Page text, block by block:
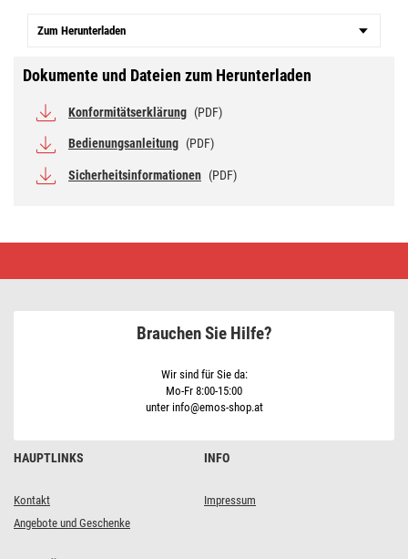
Zum Herunterladen
Dokumente und Dateien zum Herunterladen
Konformitätserklärung (PDF)
Bedienungsanleitung (PDF)
Sicherheitsinformationen (PDF)
3
HAUPTLINKS
Kontakt
Angebote und Geschenke
INFO
Impressum
Brauchen Sie Hilfe?
Wir sind für Sie da:
Mo-Fr 8:00-15:00
unter info@emos-shop.at